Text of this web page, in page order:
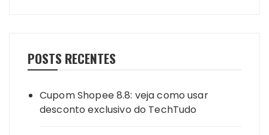
POSTS RECENTES
Cupom Shopee 8.8: veja como usar
desconto exclusivo do TechTudo